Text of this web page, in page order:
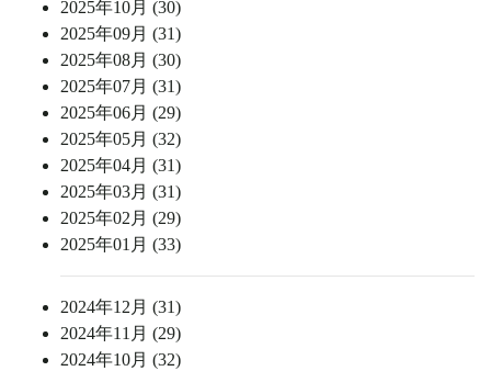
2025年10月 (30)
2025年09月 (31)
2025年08月 (30)
2025年07月 (31)
2025年06月 (29)
2025年05月 (32)
2025年04月 (31)
2025年03月 (31)
2025年02月 (29)
2025年01月 (33)
2024年12月 (31)
2024年11月 (29)
2024年10月 (32)